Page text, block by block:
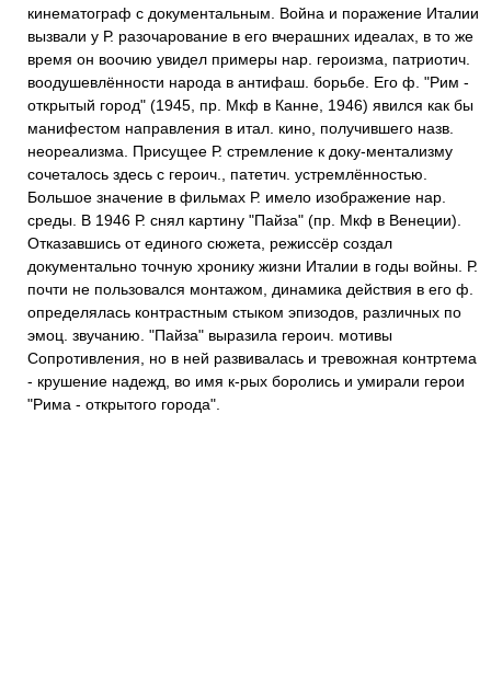
кинематограф с документальным. Война и поражение Италии
вызвали у Р. разочарование в его вчерашних идеалах, в то же
время он воочию увидел примеры нар. героизма, патриотич.
воодушевлённости народа в антифаш. борьбе. Его ф. "Рим -
открытый город" (1945, пр. Мкф в Канне, 1946) явился как бы
манифестом направления в итал. кино, получившего назв.
неореализма. Присущее Р. стремление к доку-ментализму
сочеталось здесь с героич., патетич. устремлённостью.
Большое значение в фильмах Р. имело изображение нар.
среды. В 1946 Р. снял картину "Пайза" (пр. Мкф в Венеции).
Отказавшись от единого сюжета, режиссёр создал
документально точную хронику жизни Италии в годы войны. Р.
почти не пользовался монтажом, динамика действия в его ф.
определялась контрастным стыком эпизодов, различных по
эмоц. звучанию. "Пайза" выразила героич. мотивы
Сопротивления, но в ней развивалась и тревожная контртема
- крушение надежд, во имя к-рых боролись и умирали герои
"Рима - открытого города".